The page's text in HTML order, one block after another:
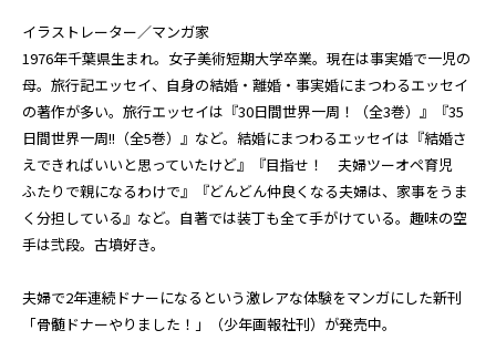
イラストレーター／マンガ家
1976年千葉県生まれ。女子美術短期大学卒業。現在は事実婚で一児の
母。旅行記エッセイ、自身の結婚・離婚・事実婚にまつわるエッセイ
の著作が多い。旅行エッセイは『30日間世界一周！（全3巻）』『35
日間世界一周!!（全5巻）』など。結婚にまつわるエッセイは『結婚さ
えできればいいと思っていたけど』『目指せ！ 夫婦ツーオペ育児
ふたりで親になるわけで』『どんどん仲良くなる夫婦は、家事をうま
く分担している』など。自著では装丁も全て手がけている。趣味の空
手は弐段。古墳好き。
夫婦で2年連続ドナーになるという激レアな体験をマンガにした新刊
「骨髄ドナーやりました！ 」（少年画報社刊）が発売中。